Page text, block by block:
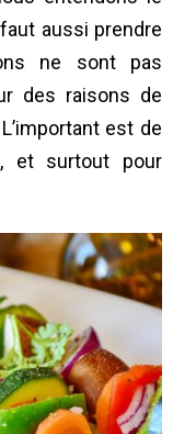
aussi prendre
ne sont pas
des raisons de
est de
et surtout pour